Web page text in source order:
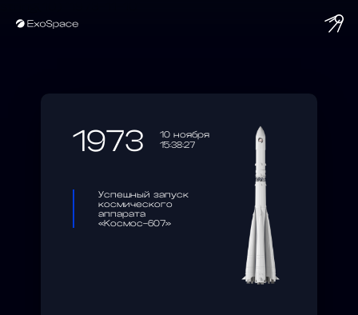
1973
10 ноября
15:38:27
Успешный запуск
космического
аппарата
«Космос-607»